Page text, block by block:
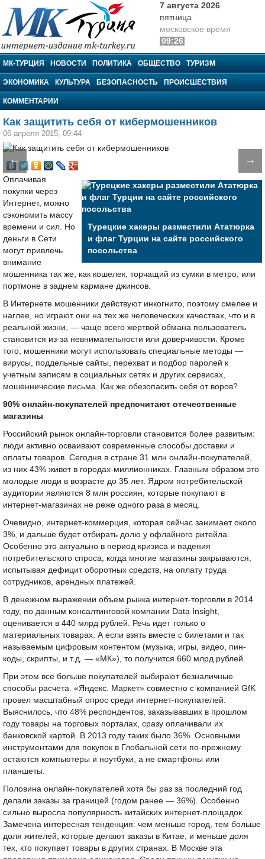
МК-Турция
7 августа 2026
пятница
московское время
09:26
МК-ТУРЦИЯ НОВОСТИ ПОЛИТИКА ОБЩЕСТВО ТУРИЗМ
ЭКОНОМИКА КУЛЬТУРА БЕЗОПАСНОСТЬ ПРОИСШЕСТВИЯ
КОММЕНТАРИИ
Как защитить себя от кибермошенников
06 апреля 2015, 09:44
← →
Турецкие хакеры разместили Ататюрка
и флаг Турции на сайте российского
посольства
Оплачивая
покупки через
Интернет, можно
сэкономить массу
времени и сил. Но
деньги в Сети
могут привлечь
внимание
мошенника так же, как кошелек, торчащий из сумки в метро, или
портмоне в заднем кармане джинсов.
В Интернете мошенники действуют инкогнито, поэтому смелее и
наглее, но играют они на тех же человеческих качествах, что и в
реальной жизни, — чаще всего жертвой обмана пользователь
становится из-за невнимательности или доверчивости. Кроме
того, мошенники могут использовать специальные методы —
вирусы, поддельные сайты, перехват и подбор паролей к
учетным записям в социальных сетях и других сервисах,
мошеннические письма. Как же обезопасить себя от воров?
90% онлайн-покупателей предпочитают отечественные
магазины
Российский рынок онлайн-торговли становится более развитым:
люди активно осваивают современные способы доставки и
оплаты товаров. Сегодня в стране 31 млн онлайн-покупателей,
из них 43% живет в городах-миллионниках. Главным образом это
молодые люди в возрасте до 35 лет. Ядром потребительской
аудитории являются 8 млн россиян, которые покупают в
интернет-магазинах не реже одного раза в месяц.
Очевидно, интернет-коммерция, которая сейчас занимает около
3%, и дальше будет отбирать долю у офлайного ритейла.
Особенно это актуально в период кризиса и падения
потребительского спроса, когда многие магазины закрываются,
испытывая дефицит оборотных средств, на оплату труда
сотрудников, арендных платежей.
В денежном выражении объем рынка интернет-торговли в 2014
году, по данным консалтинговой компании Data Insight,
оценивается в 440 млрд рублей. Речь идет только о
материальных товарах. А если взять вместе с билетами и так
называемым цифровым контентом (музыка, игры, видео, пин-
коды, скрипты, и т.д. — «МК»), то получится 660 млрд рублей.
При этом все больше покупателей выбирают безналичные
способы расчета. «Яндекс. Маркет» совместно с компанией GfK
провел масштабный опрос среди интернет-покупателей.
Выяснилось, что 48% респондентов, заказывавших в прошлом
году товары на торговых порталах, сразу оплачивали их
банковской картой. В 2013 году таких было 36%. Основными
инструментами для покупок в Глобальной сети по-прежнему
остаются компьютеры и ноутбуки, а не смартфоны или
планшеты.
Половина онлайн-покупателей хотя бы раз за последний год
делали заказы за границей (годом ранее — 36%). Особенно
сильно выросла популярность китайских интернет-площадок.
Замечена интересная тенденция: чем меньше город, тем больше
доля жителей, которые делают заказы в Китае, и меньше доля
тех, кто покупает товары в других странах. В Москве эта